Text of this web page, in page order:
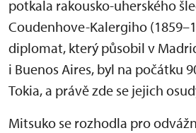
potkala rakousko-uherského
Coudenhove-Kalergiho
diplomat, který působil v
i Buenos Aires, byl na počátku
Tokia, a právě zde se jejich
Mitsuko se rozhodla pro